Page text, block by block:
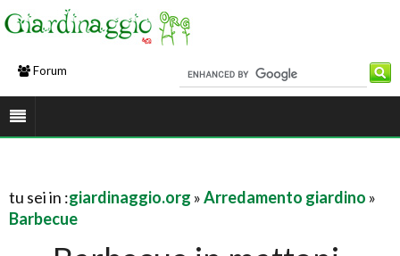
Forum
tu sei in :giardinaggio.org »Arredamento giardino »
Barbecue